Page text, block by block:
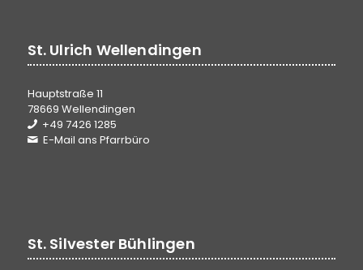
St. Ulrich Wellendingen
Hauptstraße 11
78669 Wellendingen
+49 7426 1285
E-Mail ans Pfarrbüro
St. Silvester Bühlingen